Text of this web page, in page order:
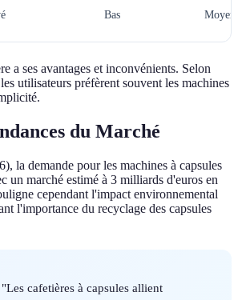
Bas Moyen
a ses avantages et inconvénients. Selon
utilisateurs préfèrent souvent les machines
du Marché
la demande pour les machines à capsules
un marché estimé à 3 milliards d'euros en
cependant l'impact environnemental
l'importance du recyclage des capsules
"Les cafetières à capsules allient